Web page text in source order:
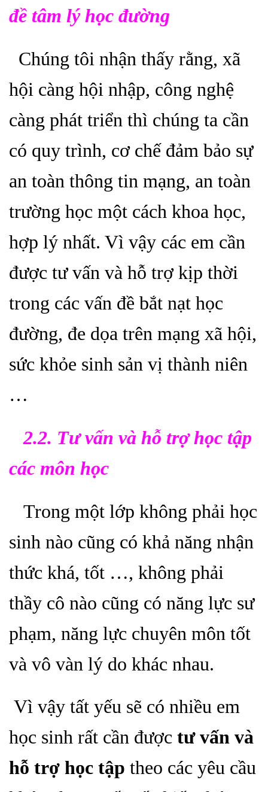
đề tâm lý học đường
Chúng tôi nhận thấy rằng, xã
hội càng hội nhập, công nghệ
càng phát triển thì chúng ta cần
có quy trình, cơ chế đảm bảo sự
an toàn thông tin mạng, an toàn
trường học một cách khoa học,
hợp lý nhất. Vì vậy các em cần
được tư vấn và hỗ trợ kịp thời
trong các vấn đề bắt nạt học
đường, đe dọa trên mạng xã hội,
sức khỏe sinh sản vị thành niên
…
2.2. Tư vấn và hỗ trợ học tập
các môn học
Trong một lớp không phải học
sinh nào cũng có khả năng nhận
thức khá, tốt …, không phải
thầy cô nào cũng có năng lực sư
phạm, năng lực chuyên môn tốt
và vô vàn lý do khác nhau.
Vì vậy tất yếu sẽ có nhiều em
học sinh rất cần được tư vấn và
hỗ trợ học tập theo các yêu cầu